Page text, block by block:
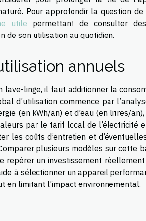
Pour approfondir la question
utile permettant de consulter
de son utilisation au quotidien.
annuels
linge, il faut additionner la
d’utilisation commence par
(en kWh/an) et d’eau (en litres/
par le tarif local de l’électricité
les coûts d’entretien et
plusieurs modèles sur cette
repérer un investissement
à sélectionner un appareil
en limitant l’impact environnemental.